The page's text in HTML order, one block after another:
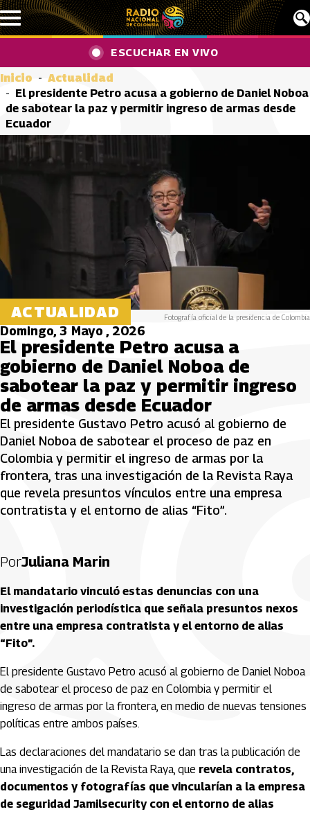
Pasar al contenido principal
ESCUCHAR EN VIVO
Inicio
Actualidad
El presidente Petro acusa a gobierno de Daniel Noboa
de sabotear la paz y permitir ingreso de armas desde
Ecuador
ACTUALIDAD Fotografía oficial de la presidencia de Colombia
Domingo, 3 Mayo , 2026
El presidente Petro acusa a
gobierno de Daniel Noboa de
sabotear la paz y permitir ingreso
de armas desde Ecuador
El presidente Gustavo Petro acusó al gobierno de
Daniel Noboa de sabotear el proceso de paz en
Colombia y permitir el ingreso de armas por la
frontera, tras una investigación de la Revista Raya
que revela presuntos vínculos entre una empresa
contratista y el entorno de alias “Fito”.
PorJuliana Marin
El mandatario vinculó estas denuncias con una
investigación periodística que señala presuntos nexos
entre una empresa contratista y el entorno de alias
“Fito”.
El presidente Gustavo Petro acusó al gobierno de Daniel Noboa
de sabotear el proceso de paz en Colombia y permitir el
ingreso de armas por la frontera, en medio de nuevas tensiones
políticas entre ambos países.
Las declaraciones del mandatario se dan tras la publicación de
una investigación de laRevista Raya, que revela contratos,
documentos y fotografías que vincularían a la empresa
de seguridad Jamilsecurity con el entorno de alias